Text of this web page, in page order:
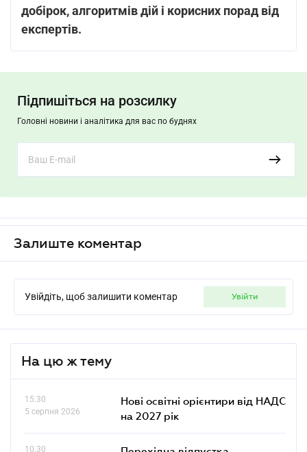
добірок, алгоритмів дій і корисних порад від
експертів.
Підпишіться на розсилку
Головні новини і аналітика для вас по буднях
Залиште коментар
Увійдіть, щоб залишити коментар увійти
На цю ж тему
15.30
5 серпня 2026
Нові освітні орієнтири від НАДС
на 2027 рік
10.30